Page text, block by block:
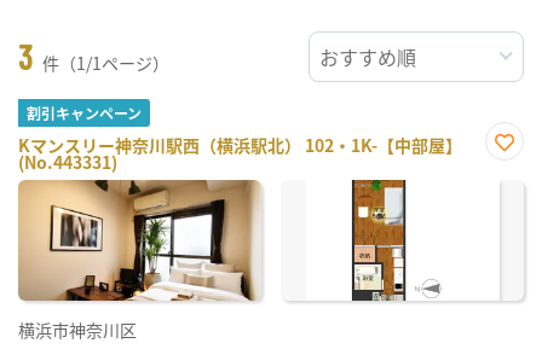
3 件（1/1ページ）
割引キャンペーン
Kマンスリー神奈川駅西（横浜駅北） 102・1K-【中部屋】
(No.443331)
に入
横浜市神奈川区